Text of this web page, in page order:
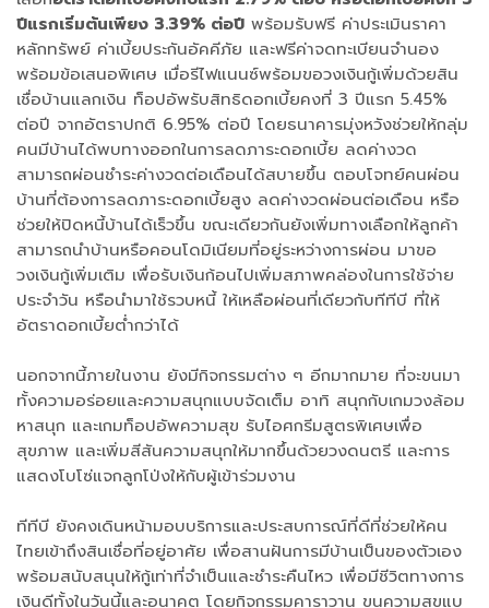
ปีแรกเริ่มต้นเพียง 3.39% ต่อปี พร้อมรับฟรี ค่าประเมินราคา
หลักทรัพย์ ค่าเบี้ยประกันอัคคีภัย และฟรีค่าจดทะเบียนจำนอง
พร้อมข้อเสนอพิเศษ เมื่อรีไฟแนนซ์พร้อมขอวงเงินกู้เพิ่มด้วยสิน
เชื่อบ้านแลกเงิน ท็อปอัพรับสิทธิดอกเบี้ยคงที่ 3 ปีแรก 5.45%
ต่อปี จากอัตราปกติ 6.95% ต่อปี โดยธนาคารมุ่งหวังช่วยให้กลุ่ม
คนมีบ้านได้พบทางออกในการลดภาระดอกเบี้ย ลดค่างวด
สามารถผ่อนชำระค่างวดต่อเดือนได้สบายขึ้น ตอบโจทย์คนผ่อน
บ้านที่ต้องการลดภาระดอกเบี้ยสูง ลดค่างวดผ่อนต่อเดือน หรือ
ช่วยให้ปิดหนี้บ้านได้เร็วขึ้น ขณะเดียวกันยังเพิ่มทางเลือกให้ลูกค้า
สามารถนำบ้านหรือคอนโดมิเนียมที่อยู่ระหว่างการผ่อน มาขอ
วงเงินกู้เพิ่มเติม เพื่อรับเงินก้อนไปเพิ่มสภาพคล่องในการใช้จ่าย
ประจำวัน หรือนำมาใช้รวบหนี้ ให้เหลือผ่อนที่เดียวกับทีทีบี ที่ให้
อัตราดอกเบี้ยต่ำกว่าได้
นอกจากนี้ภายในงาน ยังมีกิจกรรมต่าง ๆ อีกมากมาย ที่จะขนมา
ทั้งความอร่อยและความสนุกแบบจัดเต็ม อาทิ สนุกกับเกมวงล้อม
หาสนุก และเกมท็อปอัพความสุข รับไอศกรีมสูตรพิเศษเพื่อ
สุขภาพ และเพิ่มสีสันความสนุกให้มากขึ้นด้วยวงดนตรี และการ
แสดงโบโซ่แจกลูกโป่งให้กับผู้เข้าร่วมงาน
ทีทีบี ยังคงเดินหน้ามอบบริการและประสบการณ์ที่ดีที่ช่วยให้คน
ไทยเข้าถึงสินเชื่อที่อยู่อาศัย เพื่อสานฝันการมีบ้านเป็นของตัวเอง
พร้อมสนับสนุนให้กู้เท่าที่จำเป็นและชำระคืนไหว เพื่อมีชีวิตทางการ
เงินดีทั้งในวันนี้และอนาคต โดยกิจกรรมคาราวาน ขนความสุขแบ